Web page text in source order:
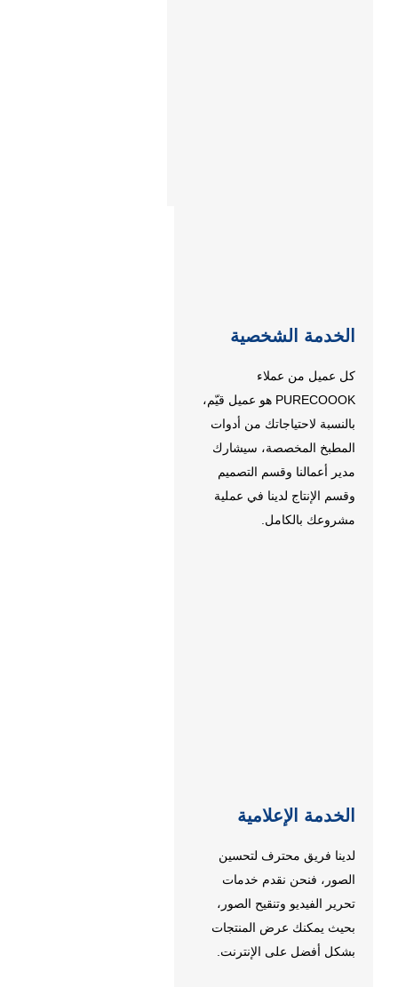
الخدمة الشخصية
كل عميل من عملاء
PURECOOOK هو عميل قيّم،
بالنسبة لاحتياجاتك من أدوات
المطبخ المخصصة، سيشارك
مدير أعمالنا وقسم التصميم
وقسم الإنتاج لدينا في عملية
مشروعك بالكامل.
الخدمة الإعلامية
لدينا فريق محترف لتحسين
الصور، فنحن نقدم خدمات
تحرير الفيديو وتنقيح الصور،
بحيث يمكنك عرض المنتجات
بشكل أفضل على الإنترنت.